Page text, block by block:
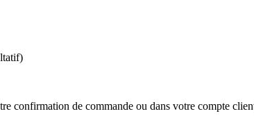
confirmation de commande ou dans votre compte